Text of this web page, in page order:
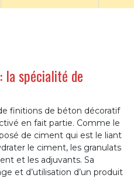
la spécialité de
finitions de béton décoratif
en fait partie. Comme le
de ciment qui est le liant
le ciment, les granulats
et les adjuvants. Sa
et d’utilisation d’un produit